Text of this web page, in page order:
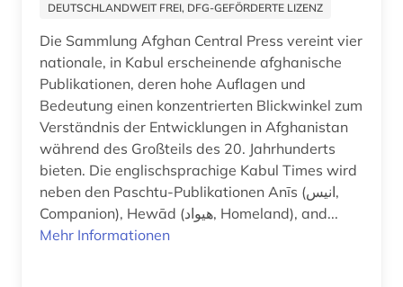
DEUTSCHLANDWEIT FREI, DFG-GEFÖRDERTE LIZENZ
Die Sammlung Afghan Central Press vereint vier
nationale, in Kabul erscheinende afghanische
Publikationen, deren hohe Auflagen und
Bedeutung einen konzentrierten Blickwinkel zum
Verständnis der Entwicklungen in Afghanistan
während des Großteils des 20. Jahrhunderts
bieten. Die englischsprachige Kabul Times wird
neben den Paschtu-Publikationen Anīs (انیس,
Companion), Hewād (هیواد, Homeland), and...
Mehr Informationen